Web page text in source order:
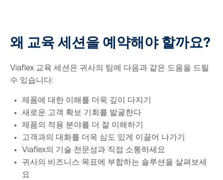
왜 교육 세션을 예약해야 할까요?
Viaflex 교육 세션은 귀사의 팀에 다음과 같은 도움을 드릴
수 있습니다:
제품에 대한 이해를 더욱 깊이 다지기
새로운 고객 확보 기회를 발굴한다
제품의 적용 분야를 더 잘 이해하기
고객과의 대화를 더욱 심도 있게 이끌어 나가기
Viaflex의 기술 전문성과 직접 소통하세요
귀사의 비즈니스 목표에 부합하는 솔루션을 살펴보세
요